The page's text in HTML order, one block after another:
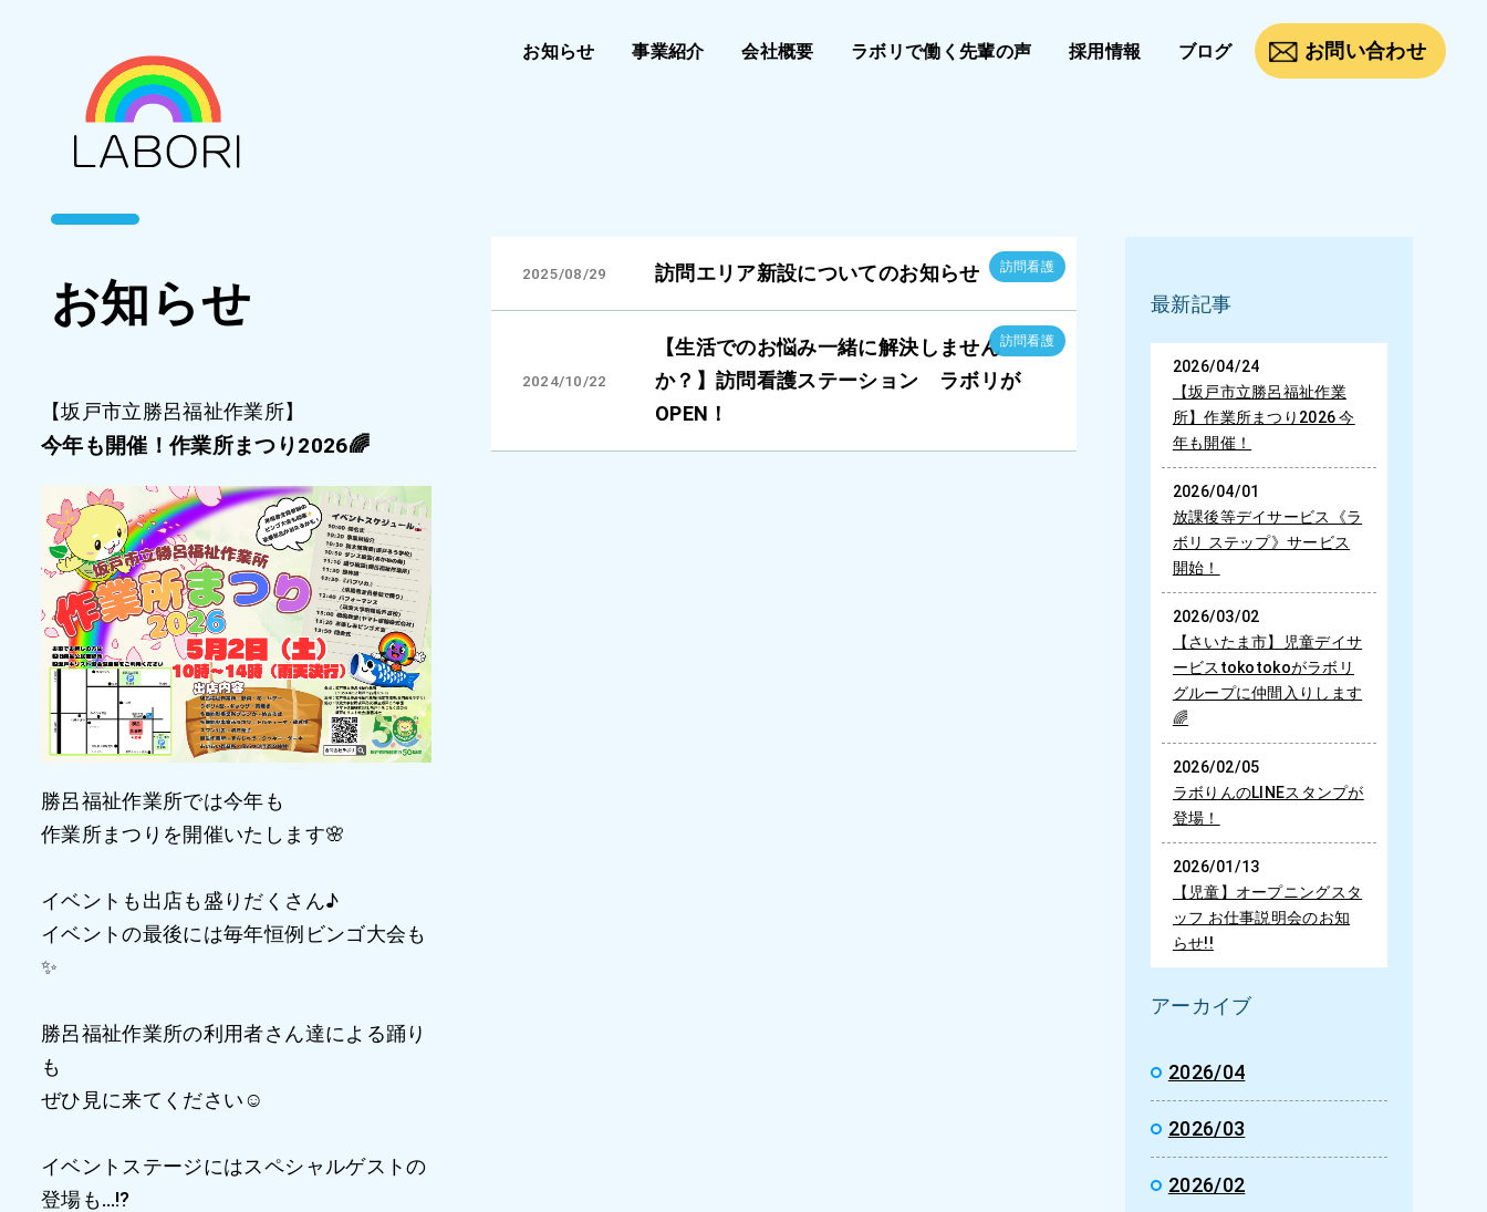
お知らせ 事業紹介 会社概要 ラボリで働く先輩の声 採用情報 ブログ お問い合わせ
お知らせ
【坂戸市立勝呂福祉作業所】
今年も開催！作業所まつり2026🌈
勝呂福祉作業所では今年も
作業所まつりを開催いたします🌸
イベントも出店も盛りだくさん♪
イベントの最後には毎年恒例ビンゴ大会も
✨️
勝呂福祉作業所の利用者さん達による踊り
も
ぜひ見に来てください☺️
イベントステージにはスペシャルゲストの
登場も…⁉️
2025/08/29 訪問エリア新設についてのお知らせ 訪問看護
2024/10/22
【生活でのお悩み一緒に解決しません
か？】訪問看護ステーション ラボリが
OPEN！
訪問看護
最新記事
2026/04/24
【坂戸市立勝呂福祉作業
所】作業所まつり2026 今
年も開催！
2026/04/01
放課後等デイサービス《ラ
ボリ ステップ》サービス
開始！
2026/03/02
【さいたま市】児童デイサ
ービスtokotokoがラボリ
グループに仲間入りします
🌈
2026/02/05
ラボりんのLINEスタンプが
登場！
2026/01/13
【児童】オープニングスタ
ッフ お仕事説明会のお知
らせ!!
アーカイブ
2026/04
2026/03
2026/02